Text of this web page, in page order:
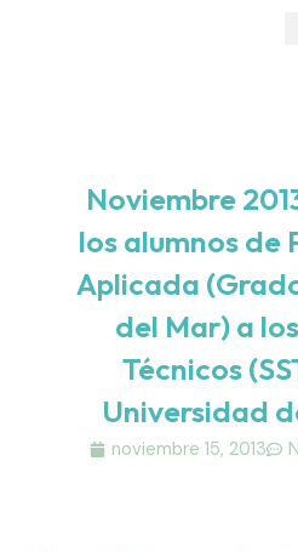
Noviembre
los alumnos
Aplicada
del Mar) a
Técnicos
Universidad
noviembre 15, 2013